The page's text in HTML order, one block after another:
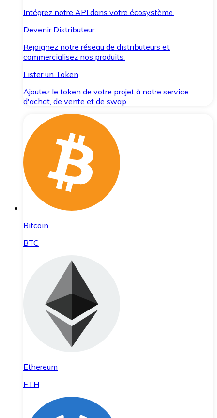
Intégrez notre API dans votre écosystème.
Devenir Distributeur
Rejoignez notre réseau de distributeurs et
commercialisez nos produits.
Lister un Token
Ajoutez le token de votre projet à notre service
d'achat, de vente et de swap.
Bitcoin
BTC
Ethereum
ETH